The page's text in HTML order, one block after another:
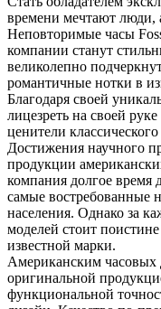
времени мечтают люди,
Неповторимые часы
компании станут
великолепно
романтичные нотки в
Благодаря своей
лицезреть на своей
ценители
Достижения научного
продукции
компания долгое время
самые востребованные
населения. Однако за
моделей стоит
известной марки.
Американским часовых
оригинальной
функциональной